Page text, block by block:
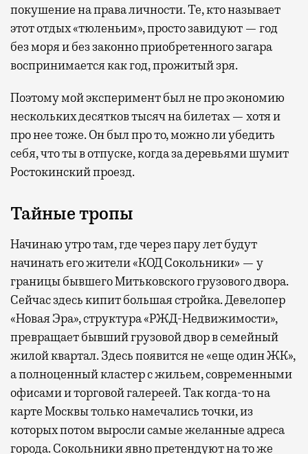
покушение на права личности. Те, кто называет
этот отдых «тюленьим», просто завидуют — год
без моря и без законно приобретенного загара
воспринимается как год, прожитый зря.
Поэтому мой эксперимент был не про экономию
нескольких десятков тысяч на билетах — хотя и
про нее тоже. Он был про то, можно ли убедить
себя, что ты в отпуске, когда за деревьями шумит
Ростокинский проезд.
Тайные тропы
Начинаю утро там, где через пару лет будут
начинать его жители «КОД Сокольники» — у
границы бывшего Митьковского грузового двора.
Сейчас здесь кипит большая стройка. Девелопер
«Новая Эра», структура «РЖД-Недвижимости»,
превращает бывший грузовой двор в семейный
жилой квартал. Здесь появится не «еще один ЖК»,
а полноценный кластер с жильем, современными
офисами и торговой галереей. Так когда-то на
карте Москвы только намечались точки, из
которых потом выросли самые желанные адреса
города. Сокольники явно претендуют на то же